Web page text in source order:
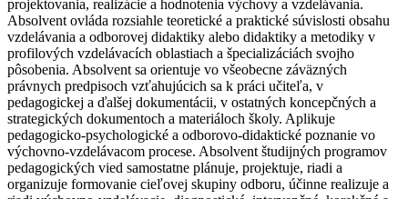
projektovania, realizácie a hodnotenia výchovy a vzdelávania.
Absolvent ovláda rozsiahle teoretické a praktické súvislosti obsahu
vzdelávania a odborovej didaktiky alebo didaktiky a metodiky v
profilových vzdelávacích oblastiach a špecializáciách svojho
pôsobenia. Absolvent sa orientuje vo všeobecne záväzných
právnych predpisoch vzťahujúcich sa k práci učiteľa, v
pedagogickej a ďalšej dokumentácii, v ostatných koncepčných a
strategických dokumentoch a materiáloch školy. Aplikuje
pedagogicko-psychologické a odborovo-didaktické poznanie vo
výchovno-vzdelávacom procese. Absolvent študijných programov
pedagogických vied samostatne plánuje, projektuje, riadi a
organizuje formovanie cieľovej skupiny odboru, účinne realizuje a